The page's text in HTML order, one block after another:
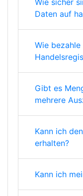
Wie sicher
Daten auf
Wie
Gibt es
mehrere
Kann ich
erhalten?
Kann ich